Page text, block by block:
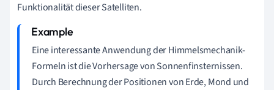
Funktionalität dieser Satelliten.
Eine interessante Anwendung der Himmelsmechanik-
Formeln ist die Vorhersage von Sonnenfinsternissen.
Durch Berechnung der Positionen von Erde, Mond und